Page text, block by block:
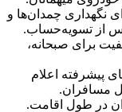
نگهداری چمدان‌ها و
پس از تسویه‌حساب.
برای صبحانه،
پیشرفته اعلام
مسافران.
در طول اقامت.